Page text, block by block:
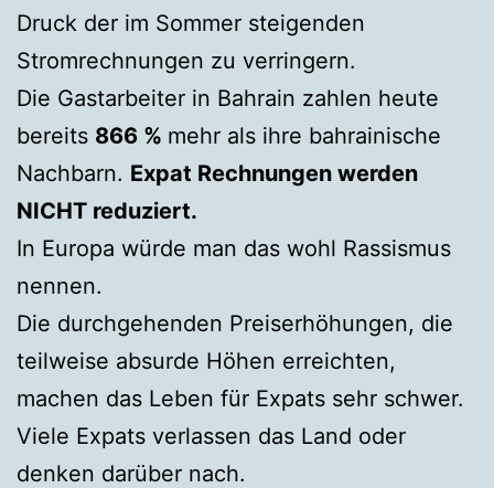
Druck der im Sommer steigenden
Stromrechnungen zu verringern.
Die Gastarbeiter in Bahrain zahlen heute
bereits 866 % mehr als ihre bahrainische
Nachbarn. Expat Rechnungen werden
NICHT reduziert.
In Europa würde man das wohl Rassismus
nennen.
Die durchgehenden Preiserhöhungen, die
teilweise absurde Höhen erreichten,
machen das Leben für Expats sehr schwer.
Viele Expats verlassen das Land oder
denken darüber nach.